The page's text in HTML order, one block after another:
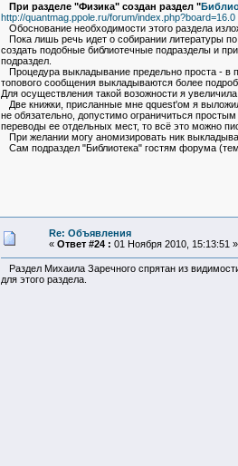
При разделе "Физика" создан раздел "
http://quantmag.ppole.ru/forum/index.php?board=16.0
Обоснование необходимости этого раздела
Пока лишь речь идет о собирании литературы
создать подобные библиотечные подразделы и
подраздел.
Процедура выкладывание предельно проста - в
топового сообщения выкладываются более
Для осуществления такой возожности я
Две книжки, присланные мне qquest'ом я
не обязательно, допустимо ограничиться
переводы ее отдельных мест, то всё это можно
При желании могу аномизировать ник
Сам подраздел "Библиотека" гостям форума
Re: Объявления
« Ответ #24 : 01 Ноября 2010, 15:13:51 »
Раздел Михаила Заречного спрятан из
для этого раздела.